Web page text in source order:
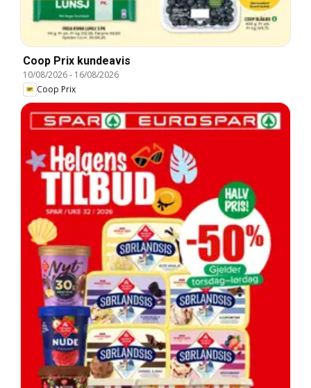
Coop Prix kundeavis
10/08/2026- 16/08/2026
Coop Prix